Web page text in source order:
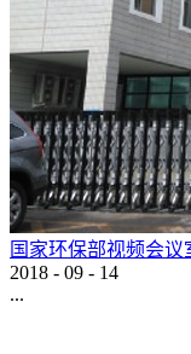
国家环保部视频会议
2018 - 09 - 14
...